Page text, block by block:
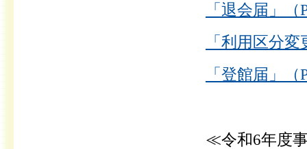
「退会届」
「利用区分
「登館届」
≪令和6年度